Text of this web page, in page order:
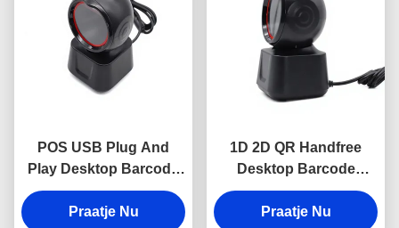
POS USB Plug And
Play Desktop Barcode
Scanner Met
Bewegingstolerantie
Praatje Nu
1D 2D QR Handfree
Desktop Barcode
Reader voor
supermarkt / POS
Praatje Nu